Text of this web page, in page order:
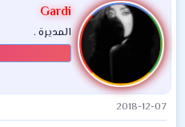
Gardi
المديرة .
2018-12-07